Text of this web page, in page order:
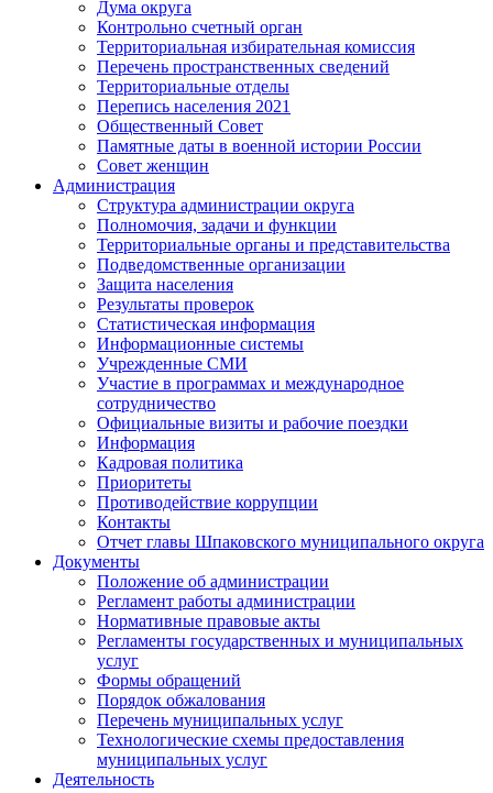
Дума округа
Контрольно счетный орган
Территориальная избирательная комиссия
Перечень пространственных сведений
Территориальные отделы
Перепись населения 2021
Общественный Совет
Памятные даты в военной истории России
Совет женщин
Администрация
Структура администрации округа
Полномочия, задачи и функции
Территориальные органы и представительства
Подведомственные организации
Защита населения
Результаты проверок
Статистическая информация
Информационные системы
Учрежденные СМИ
Участие в программах и международное
сотрудничество
Официальные визиты и рабочие поездки
Информация
Кадровая политика
Приоритеты
Противодействие коррупции
Контакты
Отчет главы Шпаковского муниципального округа
Документы
Положение об администрации
Регламент работы администрации
Нормативные правовые акты
Регламенты государственных и муниципальных
услуг
Формы обращений
Порядок обжалования
Перечень муниципальных услуг
Технологические схемы предоставления
муниципальных услуг
Деятельность